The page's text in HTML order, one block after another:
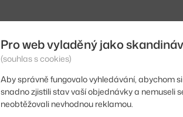
Pro web vyladěný jako
(souhlas s cookies)
Aby správně fungovalo vyhledávání, abychom
snadno zjistili stav vaší objednávky a nemuseli
neobtěžovali nevhodnou reklamou.